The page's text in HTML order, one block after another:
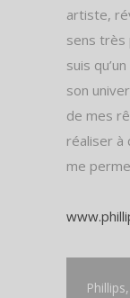
artiste,
sens très
suis
son
de mes
réaliser à
me